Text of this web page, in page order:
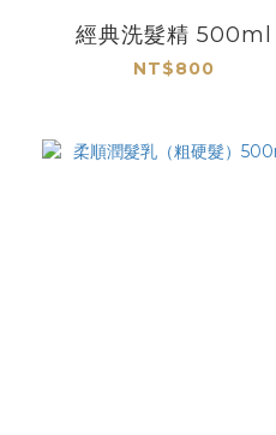
經典洗髮精 500ml
NT$800